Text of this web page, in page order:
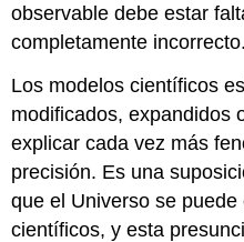
observable debe estar
completamente incorrecto.
Los modelos científicos
modificados, expandidos
explicar cada vez más
precisión. Es una
que el Universo se
científicos, y esta